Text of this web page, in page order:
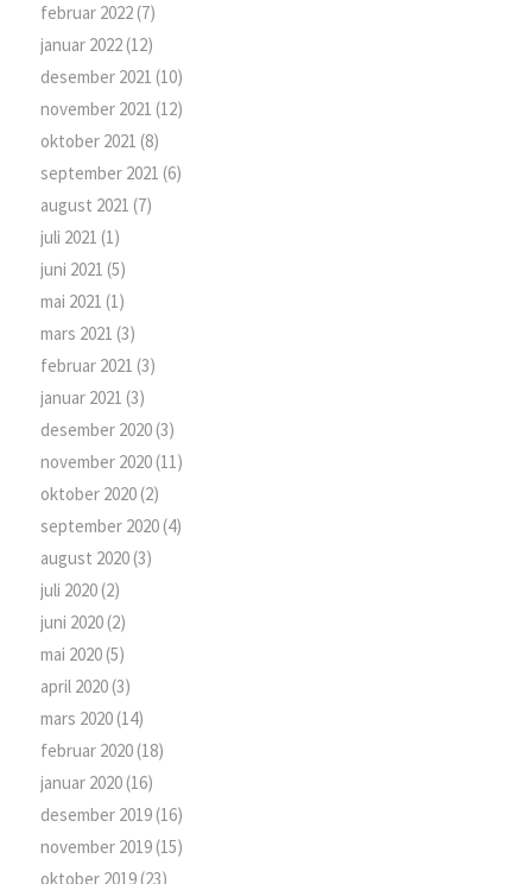
februar 2022(7)
januar 2022(12)
desember 2021 (10)
november 2021 (12)
oktober 2021 (8)
september 2021 (6)
august 2021 (7)
juli 2021 (1)
juni 2021 (5)
mai 2021 (1)
mars 2021 (3)
februar 2021 (3)
januar 2021 (3)
desember 2020(3)
november 2020(11)
oktober 2020(2)
september 2020(4)
august 2020(3)
juli 2020(2)
juni 2020(2)
mai 2020(5)
april 2020(3)
mars 2020(14)
februar 2020(18)
januar 2020(16)
desember 2019(16)
november 2019(15)
oktober 2019(23)